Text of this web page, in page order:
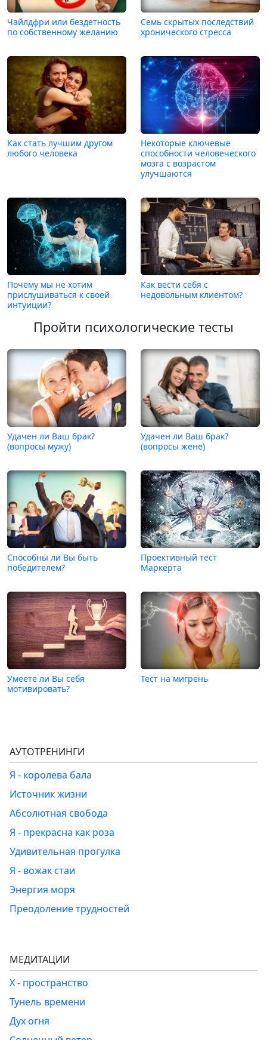
Чайлдфри или бездетность
по собственному желанию
Семь скрытых последствий
хронического стресса
Как стать лучшим другом
любого человека
Некоторые ключевые
способности человеческого
мозга с возрастом
улучшаются
Почему мы не хотим
прислушиваться к своей
интуиции?
Как вести себя с
недовольным клиентом?
Пройти психологические тесты
Удачен ли Ваш брак?
(вопросы мужу)
Удачен ли Ваш брак?
(вопросы жене)
Способны ли Вы быть
победителем?
Проективный тест
Маркерта
Умеете ли Вы себя
мотивировать?
Тест на мигрень
АУТОТРЕНИНГИ
Я - королева бала
Источник жизни
Абсолютная свобода
Я - прекрасна как роза
Удивительная прогулка
Я - вожак стаи
Энергия моря
Преодоление трудностей
МЕДИТАЦИИ
Х - пространство
Тунель времени
Дух огня